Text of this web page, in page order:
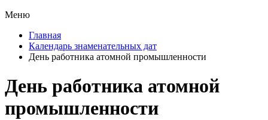
Меню
Главная
Календарь знаменательных дат
День работника атомной промышленности
День работника атомной
промышленности